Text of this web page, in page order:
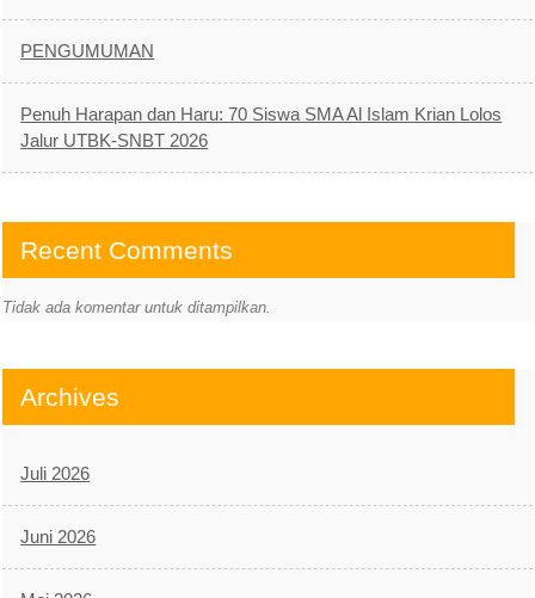
PENGUMUMAN
Penuh Harapan dan Haru: 70 Siswa SMA Al Islam Krian Lolos
Jalur UTBK-SNBT 2026
Recent Comments
Tidak ada komentar untuk ditampilkan.
Archives
Juli 2026
Juni 2026